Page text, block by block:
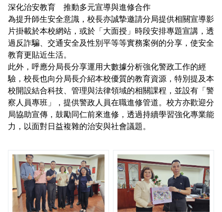
深化治安教育 推動多元宣導與進修合作
為提升師生安全意識，校長亦誠摯邀請分局提供相關宣導影
片掛載於本校網站，或於「大面授」時段安排專題宣講，透
過反詐騙、交通安全及性別平等等實務案例的分享，使安全
教育更貼近生活。
此外，呼應分局長分享運用大數據分析強化警政工作的經
驗，校長也向分局長介紹本校優質的教育資源，特別提及本
校開設結合科技、管理與法律領域的相關課程，並設有「警
察人員專班」，提供警政人員在職進修管道。校方亦歡迎分
局協助宣傳，鼓勵同仁前來進修，透過持續學習強化專業能
力，以面對日益複雜的治安與社會議題。